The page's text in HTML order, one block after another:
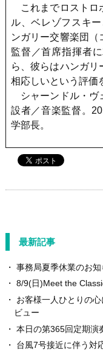
これまでロストロ
ル、ベレゾフスキ
ンガリー交響楽団（
監督／首席指揮者
ら、彼らはハンガリ
相応しいという評価
シャーンドル・ヴ
設者／音楽監督。
学部長。
最新記事
事務局夏季休業のお知
8/9(日)Meet the
お客様一人ひとりの
ビュー
本日の第365回定期演
台風7号接近に伴う対